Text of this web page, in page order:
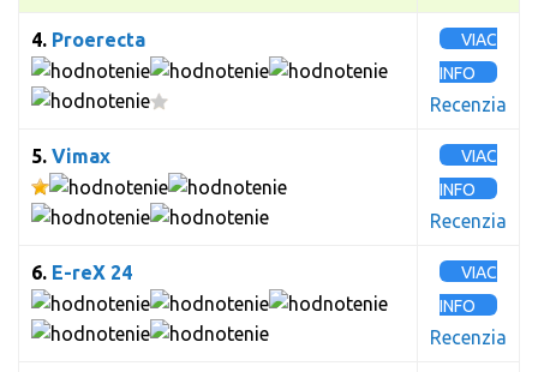
4. Proerecta
VIAC
INFO
Recenzia
5. Vimax
VIAC
INFO
Recenzia
6. E-reX 24
VIAC
INFO
Recenzia